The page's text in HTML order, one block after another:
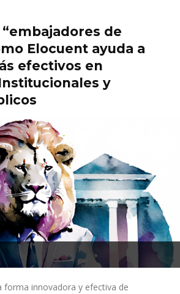
de
Elocuent ayuda a
efectivos en
y
forma innovadora y efectiva de